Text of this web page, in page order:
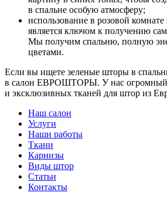
в спальне особую атмосферу;
использование в розовой
является ключом к получению
Мы получим спальню, полную
цветами.
Если вы ищете зеленые шторы в
в салон ЕВРОШТОРЫ. У нас огромный
и эксклюзивных тканей для штор из
Наш салон
Услуги
Наши работы
Ткани
Карнизы
Виды штор
Статьи
Контакты